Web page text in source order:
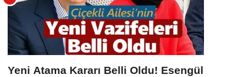
Yeni Atama Kararı Belli Oldu! Esengül